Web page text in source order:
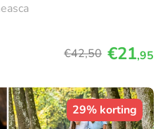
€42,50 €21,95
29% korting